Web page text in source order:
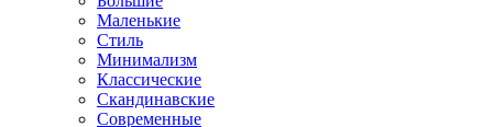
Маленькие
Стиль
Минимализм
Классические
Скандинавские
Современные